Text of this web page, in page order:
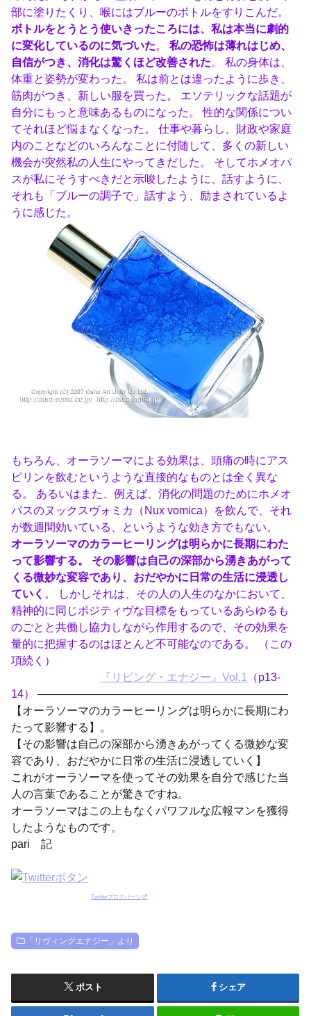
部に塗りたくり、喉にはブルーのボトルをすりこんだ。
ボトルをとうとう使いきったころには、私は本当に劇的
に変化しているのに気づいた。私の恐怖は薄れはじめ、
自信がつき、消化は驚くほど改善された。 私の身体は、
体重と姿勢が変わった。 私は前とは違ったように歩き、
筋肉がつき、新しい服を買った。 エソテリックな話題が
自分にもっと意味あるものになった。 性的な関係につい
てそれほど悩まなくなった。 仕事や暮らし、財政や家庭
内のことなどのいろんなことに付随して、多くの新しい
機会が突然私の人生にやってきだした。 そしてホメオパ
スが私にそうすべきだと示唆したように、話すように、
それも「ブルーの調子で」話すよう、励まされているよ
うに感じた。
もちろん、オーラソーマによる効果は、頭痛の時にアス
ピリンを飲むというような直接的なものとは全く異な
る。 あるいはまた、例えば、消化の問題のためにホメオ
パスのヌックスヴォミカ（Nux vomica）を飲んで、それ
が数週間効いている、というような効き方でもない。
オーラソーマのカラーヒーリングは明らかに長期にわた
って影響する。 その影響は自己の深部から湧きあがって
くる微妙な変容であり、おだやかに日常の生活に浸透し
ていく 。 しかしそれは、その人の人生のなかにおいて、
精神的に同じポジティヴな目標をもっているあらゆるも
のごとと共働し協力しながら作用するので、その効果を
量的に把握するのはほとんど不可能なのである。 （この
項続く）
『リビング・エナジー』Vol.1
（p13-
14）
——————————————————————–
【オーラソーマのカラーヒーリングは明らかに長期にわ
たって影響する】。
【その影響は自己の深部から湧きあがってくる微妙な変
容であり、おだやかに日常の生活に浸透していく】
これがオーラソーマを使ってその効果を自分で感じた当
人の言葉であることが驚きですね。
オーラソーマはこの上もなくパワフルな広報マンを獲得
したようなものです。
pari 記
Twitterブログパーツ
「リヴィングエナジー」より
ポスト シェア